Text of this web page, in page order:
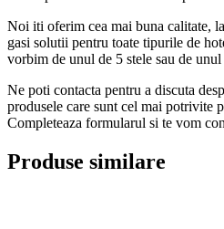
Noi iti oferim cea mai buna calitate,
gasi solutii pentru toate tipurile de
vorbim de unul de 5 stele sau de unul
Ne poti contacta pentru a discuta
produsele care sunt cel mai potrivite
Completeaza formularul si te vom
Produse similare